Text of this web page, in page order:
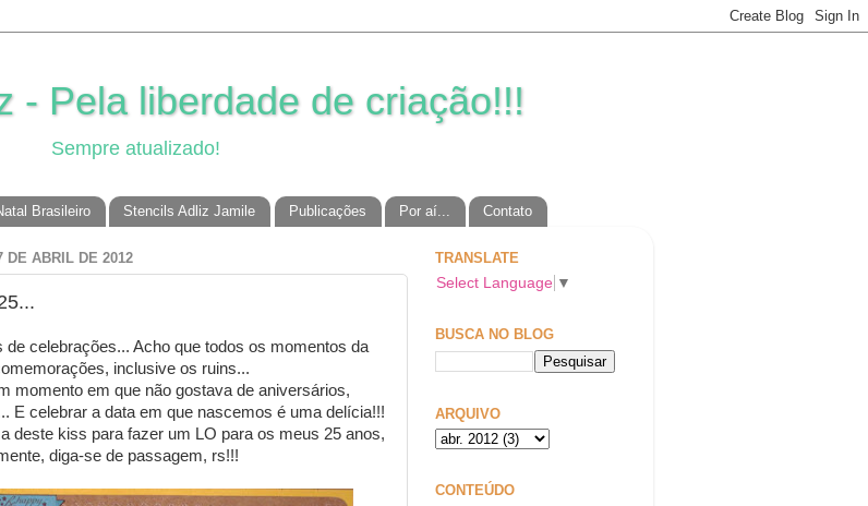
- Pela liberdade de criação!!!
Sempre atualizado!
Brasileiro Stencils Adliz Jamile Publicações Por aí... Contato
DE ABRIL DE 2012
de celebrações... Acho que todos os momentos da
inclusive os ruins...
momento em que não gostava de aniversários,
E celebrar a data em que nascemos é uma delícia!!!
deste kiss para fazer um LO para os meus 25 anos,
diga-se de passagem, rs!!!
TRANSLATE
Select Language ▼
BUSCA NO BLOG
ARQUIVO
CONTEÚDO